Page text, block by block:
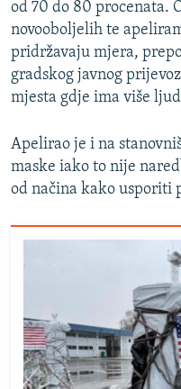
od 70 do 80 procenata.
novooboljelih te
pridržavaju mjera,
gradskog javnog
mjesta gdje ima više
Apelirao je i na
maske iako to nije
od načina kako usporiti